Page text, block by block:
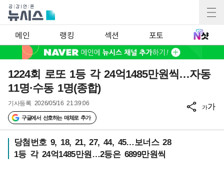
메인 랭킹 섹션 포토
1224회 로또 1등 각 24억1485만원씩…자동
11명·수동 1명(종합)
기사등록 2026/05/16 21:39:06
구글에서 선호하는 매체로 추가
가가
당첨번호 9, 18, 21, 27, 44, 45…보너스 28
1등 각 24억1485만원…2등은 6899만원씩